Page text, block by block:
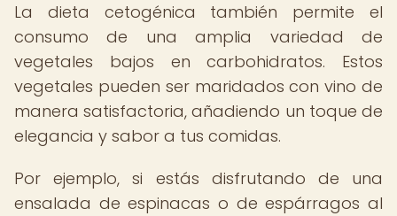
La dieta cetogénica también permite el
consumo de una amplia variedad de
vegetales bajos en carbohidratos. Estos
vegetales pueden ser maridados con vino de
manera satisfactoria, añadiendo un toque de
elegancia y sabor a tus comidas.
Por ejemplo, si estás disfrutando de una
ensalada de espinacas o de espárragos al